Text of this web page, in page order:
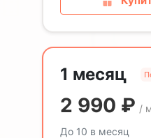
1 месяц
2 990 ₽ /
До 10 в месяц